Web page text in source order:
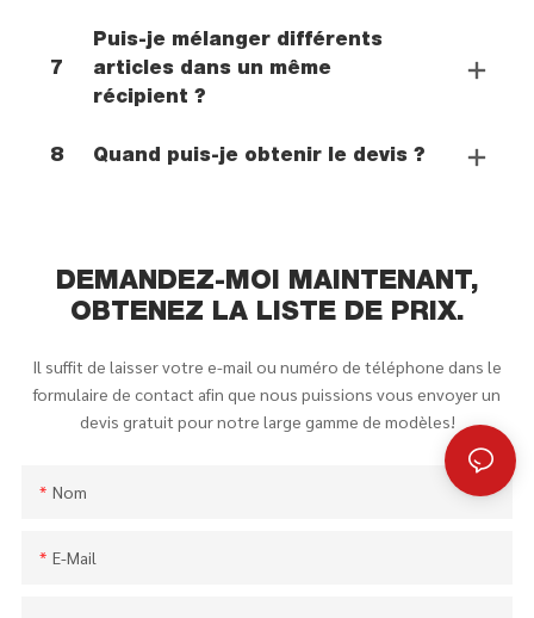
7
Puis-je mélanger différents
articles dans un même
récipient ?
8 Quand puis-je obtenir le devis ?
DEMANDEZ-MOI MAINTENANT,
OBTENEZ LA LISTE DE PRIX.
Il suffit de laisser votre e-mail ou numéro de téléphone dans le
formulaire de contact afin que nous puissions vous envoyer un
devis gratuit pour notre large gamme de modèles!
Nom
E-Mail